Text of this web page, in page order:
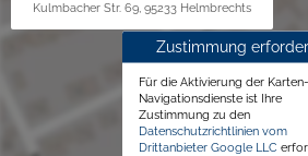
Kulmbacher Str. 69, 95233 Helmbrechts
Zustimmung
Für die Aktivierung der
Navigationsdienste ist Ihre
Zustimmung zu den
Datenschutzrichtlinien vom
Drittanbieter Google LLC